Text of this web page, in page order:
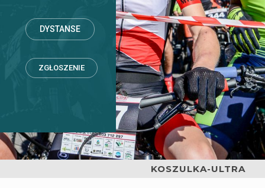
ZGŁOSZENIE
DYSTANSE
KOSZULKA-ULTRA